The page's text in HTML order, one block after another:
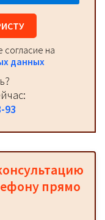
на
данных
93
прямо